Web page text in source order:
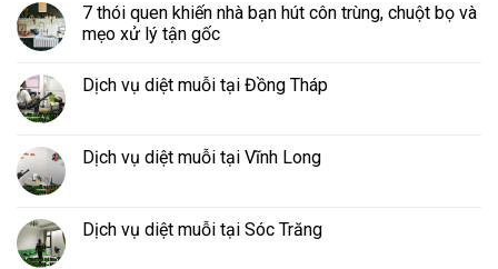
7 thói quen khiến nhà bạn hút côn trùng, chuột bọ và
mẹo xử lý tận gốc
Dịch vụ diệt muỗi tại Đồng Tháp
Dịch vụ diệt muỗi tại Vĩnh Long
Dịch vụ diệt muỗi tại Sóc Trăng